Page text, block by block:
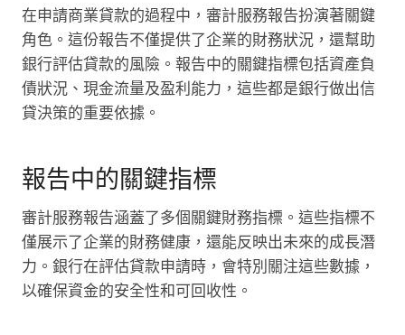
在申請商業貸款的過程中，審計服務報告扮演著關鍵
角色。這份報告不僅提供了企業的財務狀況，還幫助
銀行評估貸款的風險。報告中的關鍵指標包括資產負
債狀況、現金流量及盈利能力，這些都是銀行做出信
貸決策的重要依據。
報告中的關鍵指標
審計服務報告涵蓋了多個關鍵財務指標。這些指標不
僅展示了企業的財務健康，還能反映出未來的成長潛
力。銀行在評估貸款申請時，會特別關注這些數據，
以確保資金的安全性和可回收性。